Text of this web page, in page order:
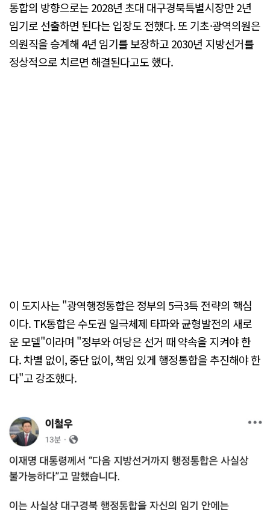
통합의 방향으로는 2028년 초대 대구경북특별시장만 2년
임기로 선출하면 된다는 입장도 전했다. 또 기초·광역의원은
의원직을 승계해 4년 임기를 보장하고 2030년 지방선거를
정상적으로 치르면 해결된다고도 했다.
이 도지사는 "광역행정통합은 정부의 5극3특 전략의 핵심
이다. TK통합은 수도권 일극체제 타파와 균형발전의 새로
운 모델"이라며 "정부와 여당은 선거 때 약속을 지켜야 한
다. 차별 없이, 중단 없이, 책임 있게 행정통합을 추진해야 한
다"고 강조했다.